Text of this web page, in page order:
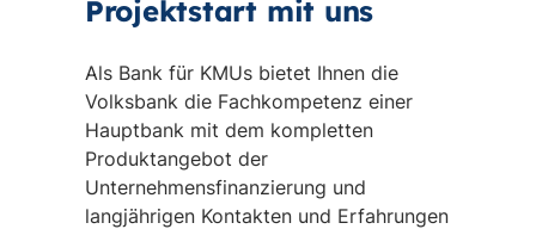
Projektstart mit uns
Als Bank für KMUs bietet Ihnen die
Volksbank die Fachkompetenz einer
Hauptbank mit dem kompletten
Produktangebot der
Unternehmensfinanzierung und
langjährigen Kontakten und Erfahrungen